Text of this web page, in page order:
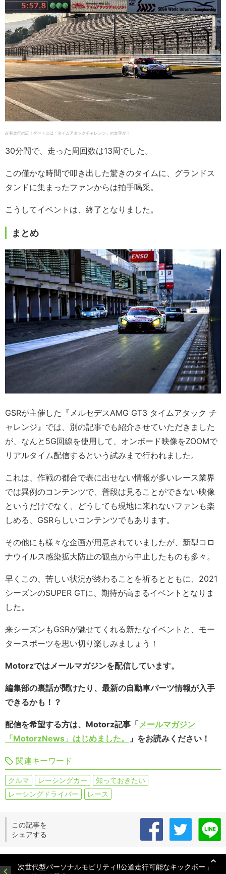
占有走行の証！ゲートには「タイムアタックチャレンジ」の文字が！
30分間で、走った周回数は13周でした。
この僅かな時間で叩き出した驚きのタイムに、グランドス
タンドに集まったファンからは拍手喝采。
こうしてイベントは、終了となりました。
まとめ
GSRが主催した『メルセデスAMG GT3 タイムアタック チ
ャレンジ』では、別の記事でも紹介させていただきました
が、なんと5G回線を使用して、オンボード映像をZOOMで
リアルタイム配信するという試みまで行われました。
これは、作戦の都合で表に出せない情報が多いレース業界
では異例のコンテンツで、普段は見ることができない映像
というだけでなく、どうしても現地に来れないファンも楽
しめる、GSRらしいコンテンツでもあります。
その他にも様々な企画が用意されていましたが、新型コロ
ナウイルス感染拡大防止の観点から中止したものも多々。
早くこの、苦しい状況が終わることを祈るとともに、2021
シーズンのSUPER GTに、期待が高まるイベントとなりま
した。
来シーズンもGSRが魅せてくれる新たなイベントと、モー
タースポーツを思い切り楽しみましょう！
Motorzではメールマガジンを配信しています。
編集部の裏話が聞けたり、最新の自動車パーツ情報が入手
できるかも！？
配信を希望する方は、Motorz記事「メールマガジン
「MotorzNews」はじめました。
」をお読みください！
関連キーワード
クルマ レーシングカー
知っておきたい
レーシングドライバー
レース
この記事を
シェアする
次世代型パーソナルモビリティ!!公道走行可能なキックボード